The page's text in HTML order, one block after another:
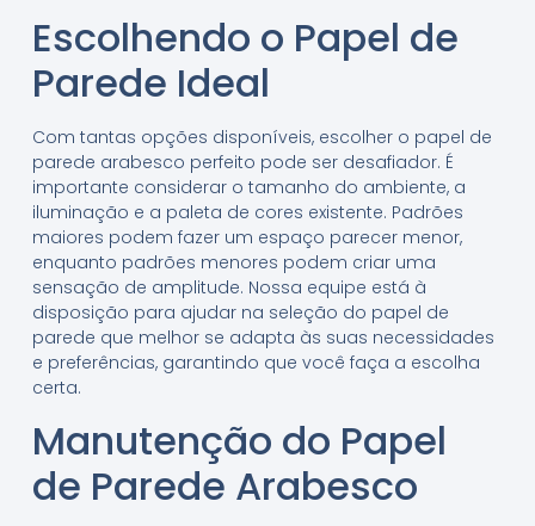
Escolhendo o Papel de
Parede Ideal
Com tantas opções disponíveis, escolher o papel de
parede arabesco perfeito pode ser desafiador. É
importante considerar o tamanho do ambiente, a
iluminação e a paleta de cores existente. Padrões
maiores podem fazer um espaço parecer menor,
enquanto padrões menores podem criar uma
sensação de amplitude. Nossa equipe está à
disposição para ajudar na seleção do papel de
parede que melhor se adapta às suas necessidades
e preferências, garantindo que você faça a escolha
certa.
Manutenção do Papel
de Parede Arabesco